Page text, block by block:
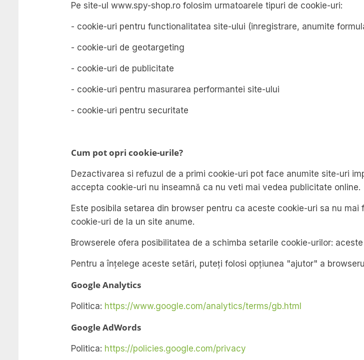
Pe site-ul www.spy-shop.ro folosim urmatoarele tipuri de cookie-uri:
- cookie-uri pentru functionalitatea site-ului (inregistrare, anumite
- cookie-uri de geotargeting
- cookie-uri de publicitate
- cookie-uri pentru masurarea performantei site-ului
- cookie-uri pentru securitate
Cum pot opri cookie-urile?
Dezactivarea si refuzul de a primi cookie-uri pot face anumite site-uri
accepta cookie-uri nu inseamnă ca nu veti mai vedea publicitate online.
Este posibila setarea din browser pentru ca aceste cookie-uri sa nu
cookie-uri de la un site anume.
Browserele ofera posibilitatea de a schimba setarile cookie-urilor:
Pentru a înțelege aceste setări, puteți folosi opțiunea "ajutor" a
Google Analytics
Politica: https://www.google.com/analytics/terms/gb.html
Google AdWords
Politica: https://policies.google.com/privacy